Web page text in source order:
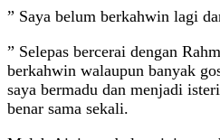
” Saya belum berkahwin lagi
” Selepas bercerai dengan
berkahwin walaupun banyak
saya bermadu dan menjadi
benar sama sekali.